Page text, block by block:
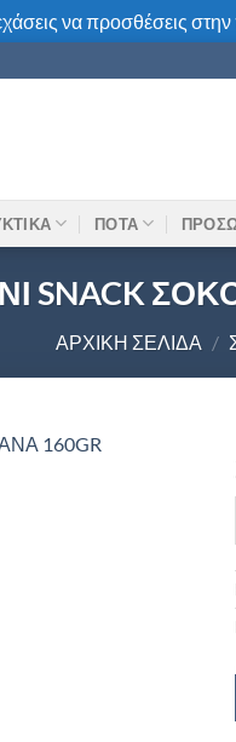
να προσθέσεις
ΠΟΤΑ
SNACK
ΑΡΧΙΚΉ ΣΕΛΊΔΑ /